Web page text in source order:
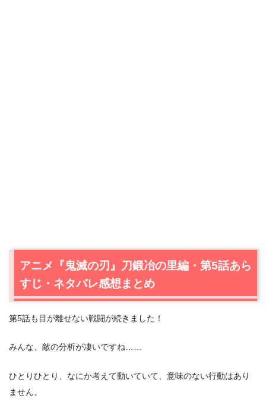
アニメ『鬼滅の刃』刀鍛冶の里編・第5話あら
すじ・ネタバレ感想まとめ
第5話も目が離せない戦闘が続きました！
みんな、敵の分析が凄いですね……
ひとりひとり、なにか考えて動いていて、意味のない行動はあり
ません。